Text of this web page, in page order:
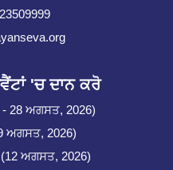
'ਚ ਦਾਨ ਕਰੋ
28 ਅਗਸਤ, 2026)
ਅਗਸਤ, 2026)
ਅਗਸਤ, 2026)